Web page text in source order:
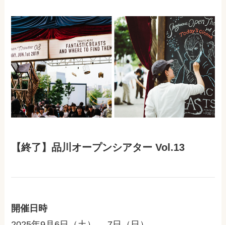
【終了】品川オープンシアター Vol.13
開催日時